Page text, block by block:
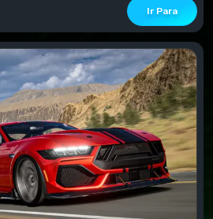
Ir Para